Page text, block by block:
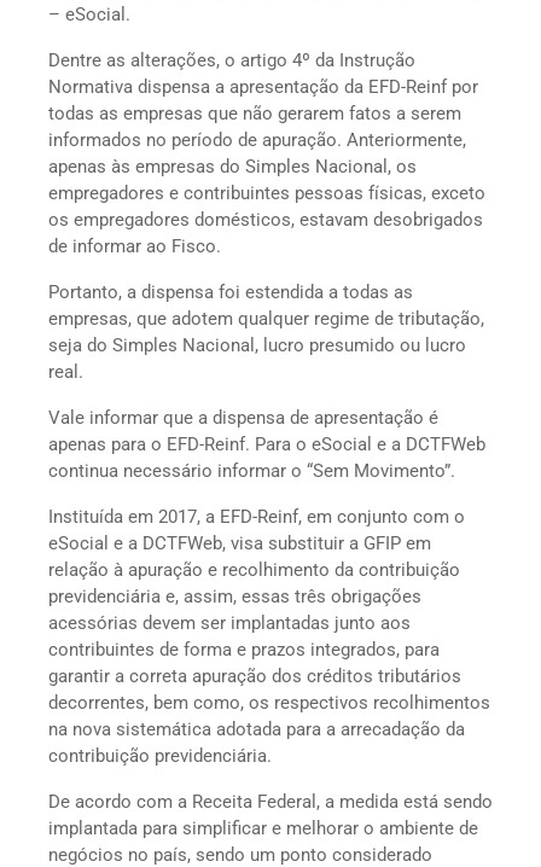
– eSocial.
Dentre as alterações, o artigo 4º da Instrução
Normativa dispensa a apresentação da EFD-Reinf por
todas as empresas que não gerarem fatos a serem
informados no período de apuração. Anteriormente,
apenas às empresas do Simples Nacional, os
empregadores e contribuintes pessoas físicas, exceto
os empregadores domésticos, estavam desobrigados
de informar ao Fisco.
Portanto, a dispensa foi estendida a todas as
empresas, que adotem qualquer regime de tributação,
seja do Simples Nacional, lucro presumido ou lucro
real.
Vale informar que a dispensa de apresentação é
apenas para o EFD-Reinf. Para o eSocial e a DCTFWeb
continua necessário informar o “Sem Movimento”.
Instituída em 2017, a EFD-Reinf, em conjunto com o
eSocial e a DCTFWeb, visa substituir a GFIP em
relação à apuração e recolhimento da contribuição
previdenciária e, assim, essas três obrigações
acessórias devem ser implantadas junto aos
contribuintes de forma e prazos integrados, para
garantir a correta apuração dos créditos tributários
decorrentes, bem como, os respectivos recolhimentos
na nova sistemática adotada para a arrecadação da
contribuição previdenciária.
De acordo com a Receita Federal, a medida está sendo
implantada para simplificar e melhorar o ambiente de
negócios no país, sendo um ponto considerado